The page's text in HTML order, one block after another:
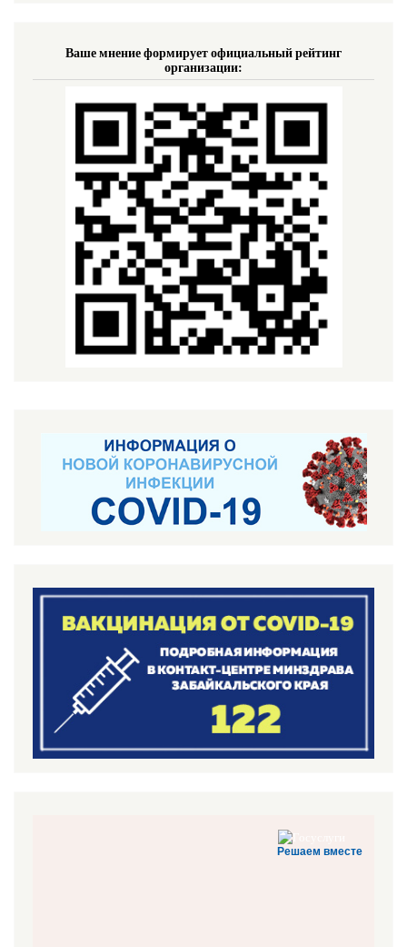
Ваше мнение формирует официальный рейтинг
организации:
Решаем вместе